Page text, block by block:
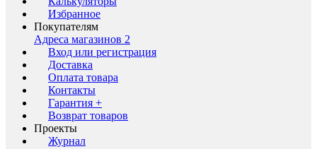
Избранное
Покупателям
Адреса магазинов 2
Вход или регистрация
Доставка
Оплата товара
Контакты
Гарантия +
Возврат товаров
Проекты
Журнал